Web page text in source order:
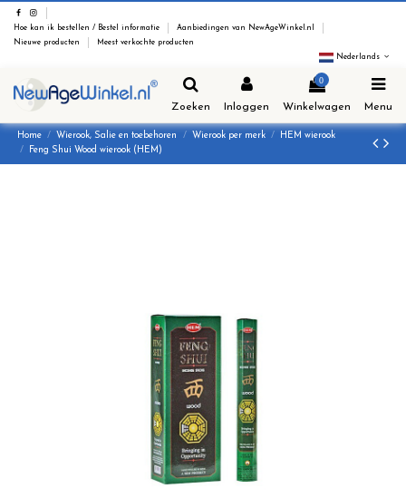
Hoe kan ik bestellen / Bestel informatie
Aanbiedingen van NewAgeWinkel.nl
Nieuwe producten
Meest verkochte producten
Nederlands
Zoeken Inloggen
0
Winkelwagen Menu
Home Wierook, Salie en toebehoren Wierook per merk
HEM wierook
Feng Shui Wood wierook (HEM)